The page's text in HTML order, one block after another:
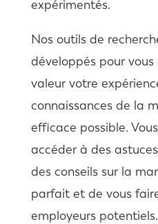
expérimentés.
Nos outils de
développés pour
valeur votre
connaissances de la
efficace possible.
accéder à des
des conseils sur la
parfait et de vous
employeurs potentiels.